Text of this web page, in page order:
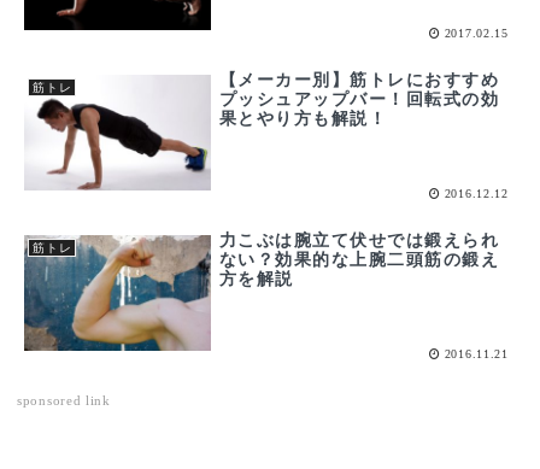
2017.02.15
筋トレ
【メーカー別】筋トレにおすすめ
プッシュアップバー！回転式の効
果とやり方も解説！
2016.12.12
筋トレ
力こぶは腕立て伏せでは鍛えられ
ない？効果的な上腕二頭筋の鍛え
方を解説
2016.11.21
sponsored link